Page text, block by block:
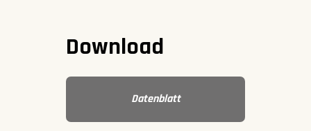
Download
Datenblatt